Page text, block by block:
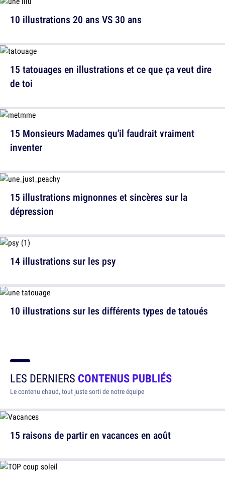
15 tatouages en illustrations et ce que ça veut dire
de toi
15 illustrations mignonnes et sincères sur la
dépression
10 illustrations sur les différents types de tatoués
10 illustrations 20 ans VS 30 ans
15 Monsieurs Madames qu'il faudrait vraiment
inventer
14 illustrations sur les psy
LES DERNIERS CONTENUS PUBLIÉS
Le contenu chaud, tout juste sorti de notre équipe
15 raisons de partir en vacances en août